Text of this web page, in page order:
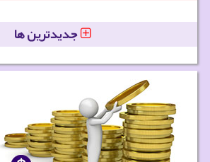
جدیدترین ها